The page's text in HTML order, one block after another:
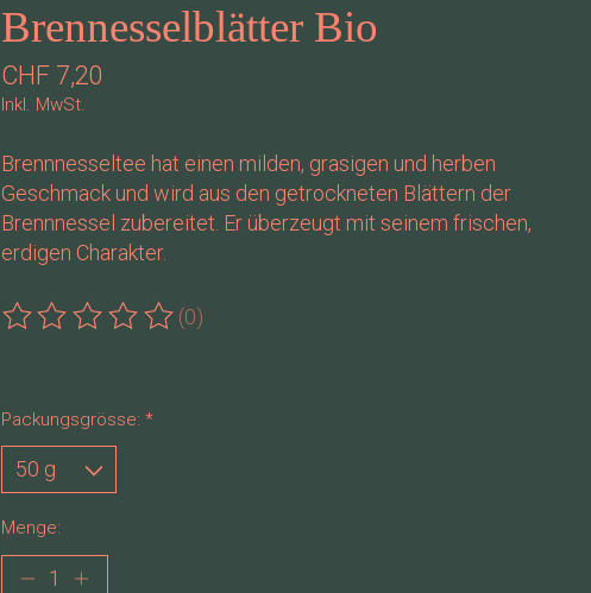
Brennesselblätter Bio
CHF 7,20
Inkl. MwSt.
Brennnesseltee hat einen milden, grasigen und herben
Geschmack und wird aus den getrockneten Blättern der
Brennnessel zubereitet. Er überzeugt mit seinem frischen,
erdigen Charakter.
Die Bewertung dieses Produkts ist
(0)
Packungsgrösse: *
Menge: